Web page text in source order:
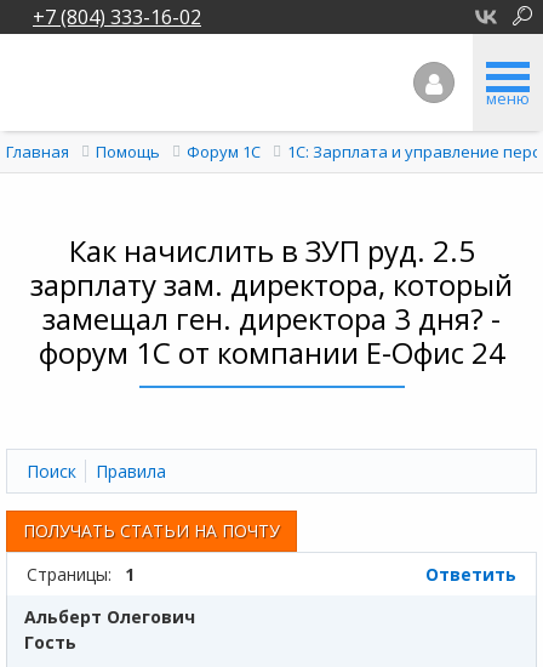
+7 (804) 333-16-02
меню
Главная Помощь Форум 1C 1С: Зарплата и управление
Как начислить в ЗУП руд. 2.5
зарплату зам. директора, который
замещал ген. директора 3 дня? -
форум 1С от компании Е-Офис 24
Поиск Правила
ПОЛУЧАТЬ СТАТЬИ НА ПОЧТУ
Страницы:
1
Ответить
Альберт Олегович
Гость